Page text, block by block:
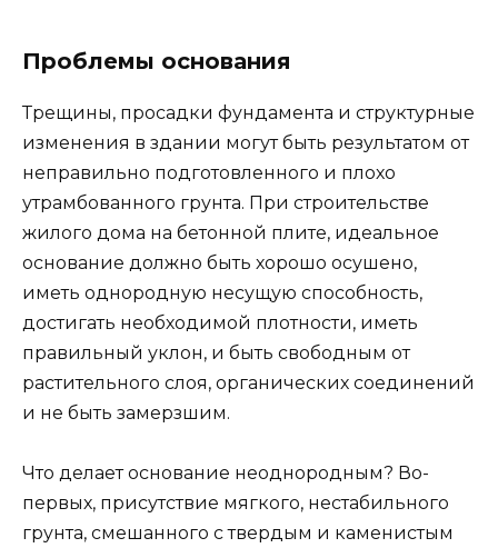
Проблемы основания
Трещины, просадки фундамента и структурные
изменения в здании могут быть результатом от
неправильно подготовленного и плохо
утрамбованного грунта. При строительстве
жилого дома на бетонной плите, идеальное
основание должно быть хорошо осушено,
иметь однородную несущую способность,
достигать необходимой плотности, иметь
правильный уклон, и быть свободным от
растительного слоя, органических соединений
и не быть замерзшим.
Что делает основание неоднородным? Во-
первых, присутствие мягкого, нестабильного
грунта, смешанного с твердым и каменистым